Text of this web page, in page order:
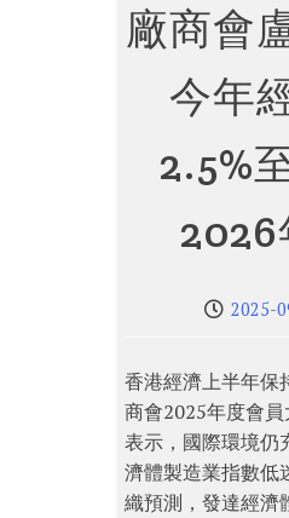
廠商會
今年
2.5%
2026
2025-
香港經濟上半年保
商會2025年度會
表示，國際環境仍
濟體製造業指數低
織預測，發達經濟